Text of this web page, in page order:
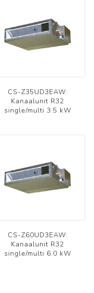
CS-Z35UD3EAW:
Kanaalunit R32
single/multi 3.5 kW
CS-Z60UD3EAW:
Kanaalunit R32
single/multi 6.0 kW